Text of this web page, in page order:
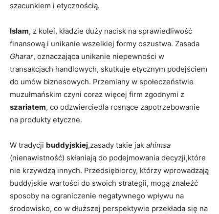
szacunkiem i etycznością.
Islam, z kolei, kładzie duży nacisk na sprawiedliwość
finansową i unikanie wszelkiej formy oszustwa. Zasada
Gharar, oznaczająca unikanie niepewności w
transakcjach handlowych, skutkuje etycznym podejściem
do umów biznesowych. Przemiany w społeczeństwie
muzułmańskim czyni coraz więcej firm zgodnymi z
szariatem, co odzwierciedla rosnące zapotrzebowanie
na produkty etyczne.
W tradycji buddyjskiej,zasady takie jak ahimsa
(nienawistność) skłaniają do podejmowania decyzji,które
nie krzywdzą innych. Przedsiębiorcy, którzy wprowadzają
buddyjskie wartości do swoich strategii, mogą znaleźć
sposoby na ograniczenie negatywnego wpływu na
środowisko, co w dłuższej perspektywie przekłada się na